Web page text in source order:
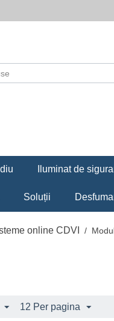
Iluminat de
Soluții
online CDVI /
12 Per pagina